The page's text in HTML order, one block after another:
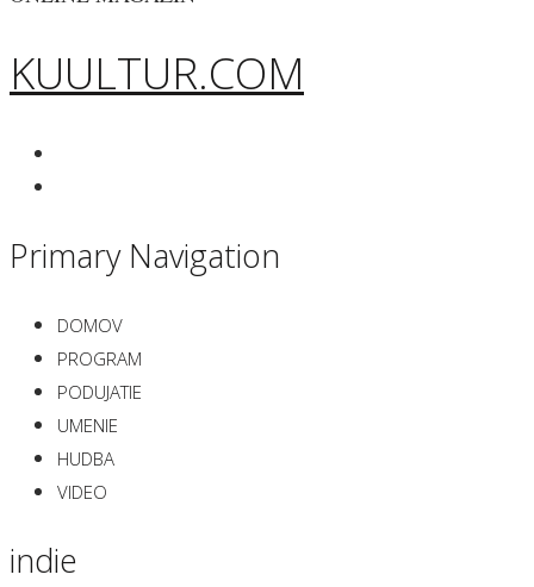
KUULTUR.COM
Primary Navigation
DOMOV
PROGRAM
PODUJATIE
UMENIE
HUDBA
VIDEO
indie